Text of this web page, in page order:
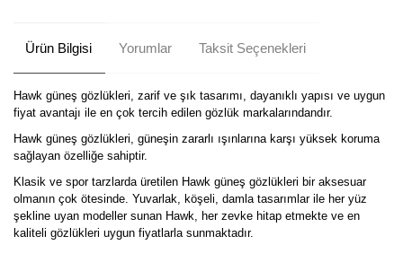
Ürün Bilgisi Yorumlar Taksit Seçenekleri
Hawk güneş gözlükleri, zarif ve şık tasarımı, dayanıklı yapısı ve uygun
fiyat avantajı ile en çok tercih edilen gözlük markalarındandır.
Hawk güneş gözlükleri, güneşin zararlı ışınlarına karşı yüksek koruma
sağlayan özelliğe sahiptir.
Klasik ve spor tarzlarda üretilen Hawk güneş gözlükleri bir aksesuar
olmanın çok ötesinde. Yuvarlak, köşeli, damla tasarımlar ile her yüz
şekline uyan modeller sunan Hawk, her zevke hitap etmekte ve en
kaliteli gözlükleri uygun fiyatlarla sunmaktadır.